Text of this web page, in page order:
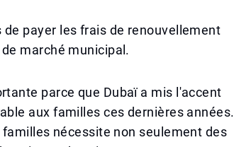
payer les frais de renouvellement
marché municipal.
parce que Dubaï a mis l'accent
aux familles ces dernières années.
nécessite non seulement des